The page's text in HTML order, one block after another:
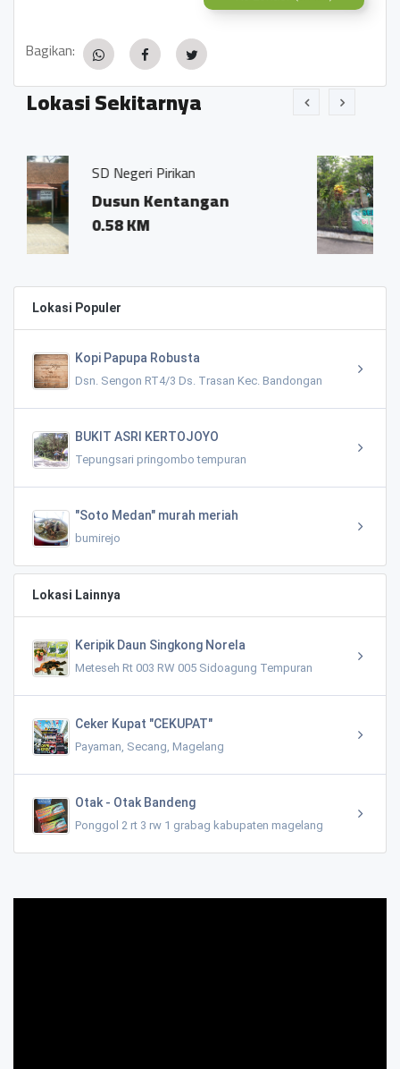
Bagikan:
Lokasi Sekitarnya
Pirikan
Kentangan
Kentangan
Dsn
0.55 KM
Lokasi Populer
Kopi Papupa Robusta
Dsn. Sengon RT4/3 Ds. Trasan Kec. Bandongan
BUKIT ASRI KERTOJOYO
Tepungsari pringombo tempuran
"Soto Medan" murah meriah
bumirejo
Lokasi Lainnya
Keripik Daun Singkong Norela
Meteseh Rt 003 RW 005 Sidoagung Tempuran
Ceker Kupat "CEKUPAT"
Payaman, Secang, Magelang
Otak - Otak Bandeng
Ponggol 2 rt 3 rw 1 grabag kabupaten magelang